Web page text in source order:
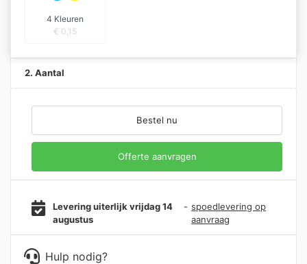
4 Kleuren
€ 0,15
2. Aantal
Bestel nu
Offerte aanvragen
Levering uiterlijk vrijdag 14
augustus
- spoedlevering op
aanvraag
Hulp nodig?